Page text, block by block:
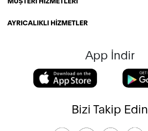
AYRICALIKLI HİZMETLER
App İndir
Bizi Takip Edin